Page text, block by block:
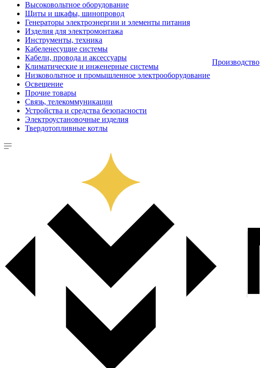
Высоковольтное оборудование
Щиты и шкафы, шинопровод
Генераторы электроэнергии и элементы питания
Изделия для электромонтажа
Инструменты, техника
Кабеленесущие системы
Кабели, провода и аксессуары
Климатические и инженерные системы
Низковольтное и промышленное электрооборудование
Освещение
Прочие товары
Связь, телекоммуникации
Устройства и средства безопасности
Электроустановочные изделия
Твердотопливные котлы
Производство